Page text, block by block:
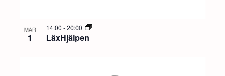
MAR
1 LäxHjälpen
14:00 -20:00